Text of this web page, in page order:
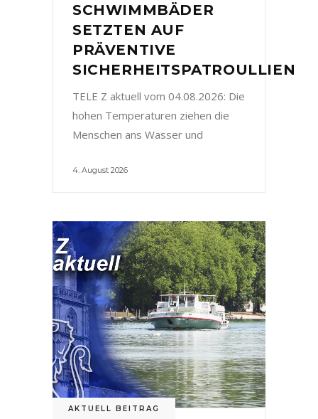
SCHWIMMBÄDER
SETZTEN AUF
PRÄVENTIVE
SICHERHEITSPATROULLIEN
TELE Z aktuell vom 04.08.2026: Die
hohen Temperaturen ziehen die
Menschen ans Wasser und
4. August 2026
AKTUELL BEITRAG